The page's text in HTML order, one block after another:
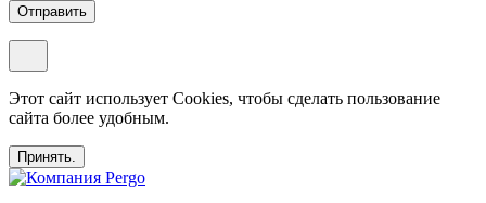
Отправить
Этот сайт использует Cookies, чтобы сделать пользование
сайта более удобным.
Принять.